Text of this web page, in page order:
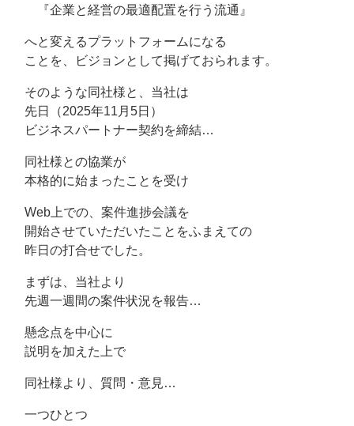
『企業と経営の最適配置を行う流通』
へと変えるプラットフォームになる
ことを、ビジョンとして掲げておられます。
そのような同社様と、当社は
先日（2025年11月5日）
ビジネスパートナー契約を締結…
同社様との協業が
本格的に始まったことを受け
Web上での、案件進捗会議を
開始させていただいたことをふまえての
昨日の打合せでした。
まずは、当社より
先週一週間の案件状況を報告…
懸念点を中心に
説明を加えた上で
同社様より、質問・意見…
一つひとつ